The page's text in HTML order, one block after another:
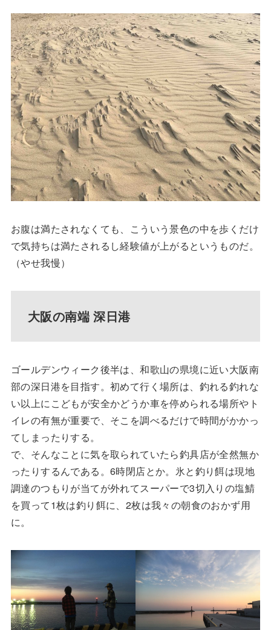
お腹は満たされなくても、こういう景色の中を歩くだけ
で気持ちは満たされるし経験値が上がるというものだ。
（やせ我慢）
大阪の南端 深日港
ゴールデンウィーク後半は、和歌山の県境に近い大阪南
部の深日港を目指す。初めて行く場所は、釣れる釣れな
い以上にこどもが安全かどうか車を停められる場所やト
イレの有無が重要で、そこを調べるだけで時間がかかっ
てしまったりする。
で、そんなことに気を取られていたら釣具店が全然無か
ったりするんである。6時閉店とか。氷と釣り餌は現地
調達のつもりが当てが外れてスーパーで3切入りの塩鯖
を買って1枚は釣り餌に、2枚は我々の朝食のおかず用
に。